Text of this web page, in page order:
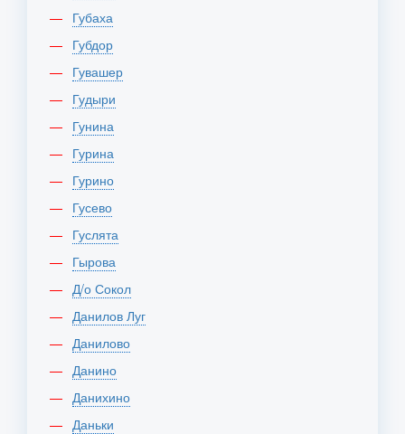
Губаха
Губдор
Гувашер
Гудыри
Гунина
Гурина
Гурино
Гусево
Гуслята
Гырова
Д/о Сокол
Данилов Луг
Данилово
Данино
Данихино
Даньки